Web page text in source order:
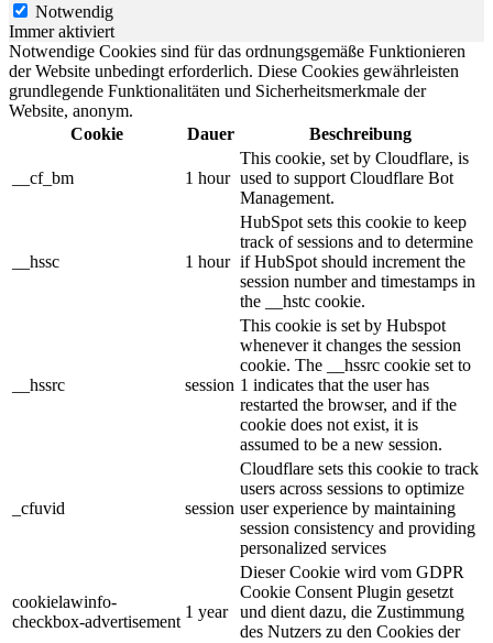
Notwendig
Immer aktiviert
Notwendige Cookies sind für das ordnungsgemäße Funktionieren
der Website unbedingt erforderlich. Diese Cookies gewährleisten
grundlegende Funktionalitäten und Sicherheitsmerkmale der
Website, anonym.
Cookie
Dauer Beschreibung
__cf_bm 1 hour
This cookie, set by Cloudflare, is
used to support Cloudflare Bot
Management.
__hssc 1 hour
HubSpot sets this cookie to keep
track of sessions and to determine
if HubSpot should increment the
session number and timestamps in
the __hstc cookie.
__hssrc session
This cookie is set by Hubspot
whenever it changes the session
cookie. The __hssrc cookie set to
1 indicates that the user has
restarted the browser, and if the
cookie does not exist, it is
assumed to be a new session.
_cfuvid session
Cloudflare sets this cookie to track
users across sessions to optimize
user experience by maintaining
session consistency and providing
personalized services
cookielawinfo-
checkbox-advertisement
1 year
Dieser Cookie wird vom GDPR
Cookie Consent Plugin gesetzt
und dient dazu, die Zustimmung
des Nutzers zu den Cookies der